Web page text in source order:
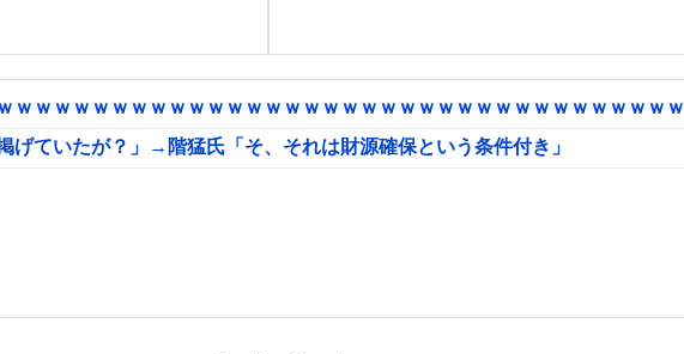
ｗｗｗｗｗｗｗｗｗｗｗｗｗｗｗｗｗｗｗｗｗｗｗｗｗｗｗｗｗｗｗｗｗｗ
ていたが？」→階猛氏「そ、それは財源確保という条件付き」